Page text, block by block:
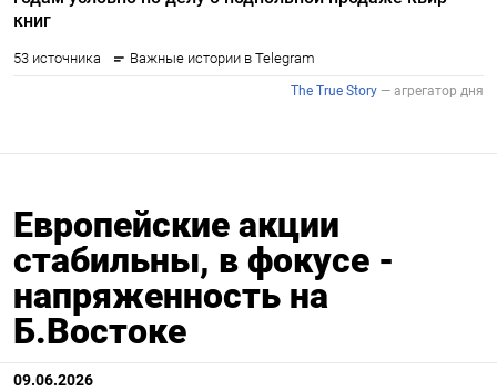
Европейские акции
стабильны, в фокусе -
напряженность на
Б.Востоке
09.06.2026